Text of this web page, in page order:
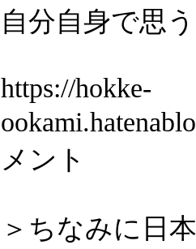
自分自身で思
https://hokke-
メント
＞ちなみに日